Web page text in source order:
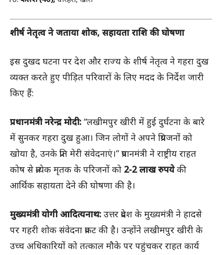
शीर्ष नेतृत्व ने जताया शोक, सहायता राशि की घोषणा
इस दुखद घटना पर देश और राज्य के शीर्ष नेतृत्व ने गहरा दुख
व्यक्त करते हुए पीड़ित परिवारों के लिए मदद के निर्देश जारी
किए हैं:
प्रधानमंत्री नरेन्द्र मोदी: “लखीमपुर खीरी में हुई दुर्घटना के बारे
में सुनकर गहरा दुख हुआ। जिन लोगों ने अपने प्रियजनों को
खोया है, उनके प्रति मेरी संवेदनाएं।” प्रधानमंत्री ने राष्ट्रीय राहत
कोष से प्रत्येक मृतक के परिजनों को 2-2 लाख रुपयेकी
आर्थिक सहायता देने की घोषणा की है।
मुख्यमंत्री योगी आदित्यनाथ: उत्तर प्रदेश के मुख्यमंत्री ने हादसे
पर गहरी शोक संवेदना प्रकट की है। उन्होंने लखीमपुर खीरी के
उच्च अधिकारियों को तत्काल मौके पर पहुंचकर राहत कार्य